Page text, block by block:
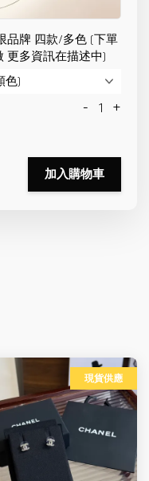
品牌 四款/多色 (下單
更多資訊在描述中)
- +
加入購物車
現貨供應